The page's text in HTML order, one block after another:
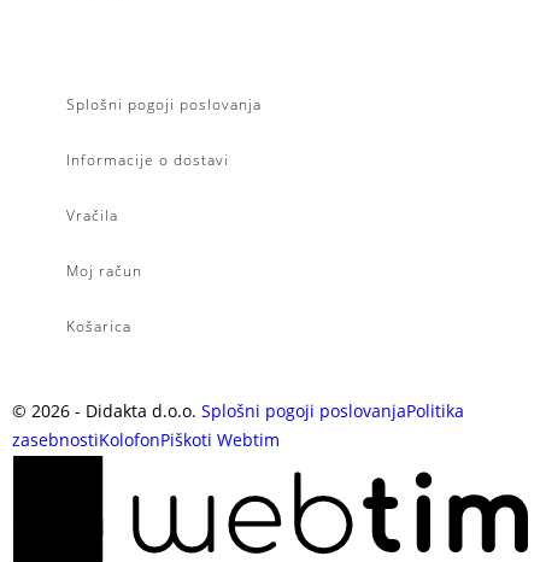
Splošni pogoji poslovanja
Informacije o dostavi
Vračila
Moj račun
Košarica
© 2026 - Didakta d.o.o. Splošni pogoji poslovanjaPolitika
zasebnostiKolofonPiškoti Webtim